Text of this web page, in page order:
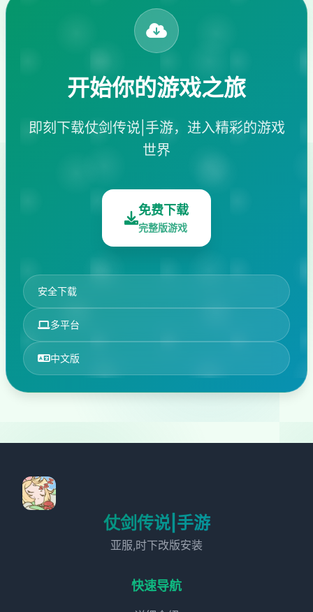
开始你的游戏之旅
即刻下载仗剑传说|手游，进入精彩的游戏
世界
免费下载
完整版游戏
安全下载
多平台
中文版
仗剑传说|手游
亚服,时下改版安装
快速导航